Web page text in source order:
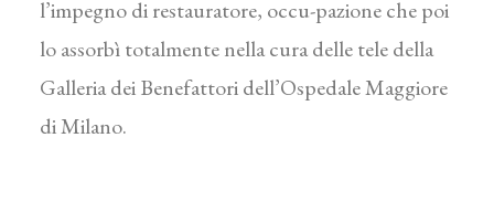
l’impegno di restauratore, occu-pazione che poi
lo assorbì totalmente nella cura delle tele della
Galleria dei Benefattori dell’Ospedale Maggiore
di Milano.